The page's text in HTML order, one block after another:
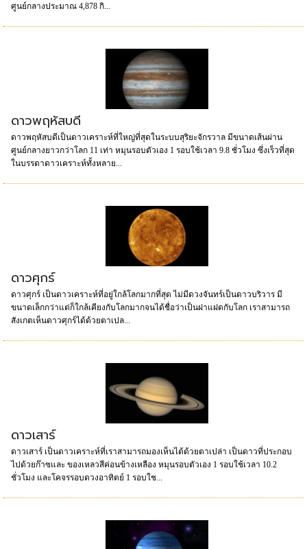
ศูนย์กลางประมาณ 4,878 กิ...
ดาวพฤหัสบดี
ดาวพฤหัสบดีเป็นดาวเคราะห์ที่ใหญ่ที่สุดในระบบสุริยะจักรวาล มีขนาดเส้นผ่าน
ศูนย์กลางยาวกว่าโลก 11 เท่า หมุนรอบตัวเอง 1 รอบใช้เวลา 9.8 ชั่วโมง ซึ่งเร็วที่สุด
ในบรรดาดาวเคราะห์ทั้งหลาย...
ดาวศุกร์
ดาวศุกร์ เป็นดาวเคราะห์ที่อยู่ใกล้โลกมากที่สุด ไม่มีดวงจันทร์เป็นดาวบริวาร มี
ขนาดเล็กกว่าแต่ก็ใกล้เคียงกับโลกมากจนได้ชื่อว่าเป็นฝาแฝดกับโลก เราสามารถ
สังเกตเห็นดาวศุกร์ได้ด้วยตาเปล...
ดาวเสาร์
ดาวเสาร์ เป็นดาวเคราะห์ที่เราสามารถมองเห็นได้ด้วยตาเปล่า เป็นดาวที่ประกอบ
ไปด้วยก๊าซและ ของเหลวสีค่อนข้างเหลือง หมุนรอบตัวเอง 1 รอบใช้เวลา 10.2
ชั่วโมง และโคจรรอบดวงอาทิตย์ 1 รอบใช...